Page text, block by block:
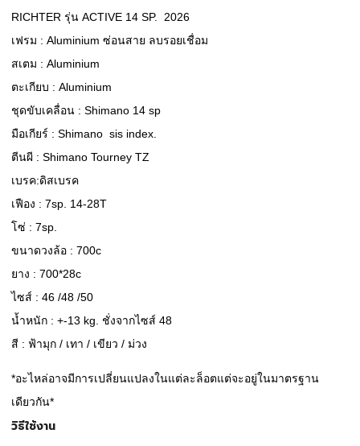
RICHTER รุ่น ACTIVE 14 SP.  2026
เฟรม : Aluminium ซ่อนสาย ลบรอยเชื่อม
สเตม : Aluminium
ตะเกียบ : Aluminium
ชุดขับเคลื่อน : Shimano 14 sp
มือเกียร์ : Shimano  sis index.
ตีนผี : Shimano Tourney TZ
เบรค:ดิสเบรค
เฟือง : 7sp. 14-28T
โซ่ : 7sp.
ขนาดวงล้อ : 700c
ยาง : 700*28c
ไซส์ : 46 /48 /50
น้ำหนัก : +-13 kg. ชั่งจากไซส์ 48
สี : ฟ้ามุก / เทา / เขียว / ม่วง
*อะไหล่อาจมีการเปลี่ยนแปลงในแต่ละล็อตแต่จะอยู่ในมาตรฐาน
เดียวกัน*
วิธีใช้งาน